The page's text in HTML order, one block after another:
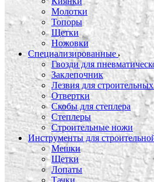
Молотки
Топоры
Щетки
Ножовки
Специализированные
Гвозди для
Заклепочник
Лезвия для
Отвертки
Скобы для степлера
Степлеры
Строительные ножи
Инструменты для
Мешки
Щетки
Лопаты
Тачки